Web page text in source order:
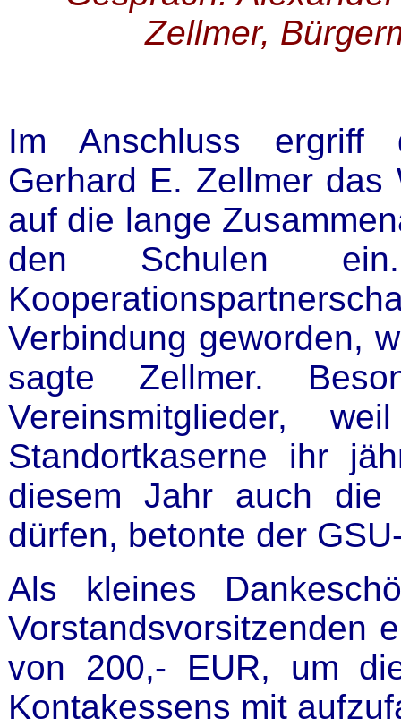
Zellmer,
Im Anschluss ergriff
Gerhard E. Zellmer
auf die lange
den Schulen
Verbindung geworden,
sagte Zellmer.
Vereinsmitglieder,
Standortkaserne ihr
diesem Jahr auch die
dürfen, betonte der
Als kleines
Vorstandsvorsitzenden
von 200,- EUR, um
Kontakessens mit